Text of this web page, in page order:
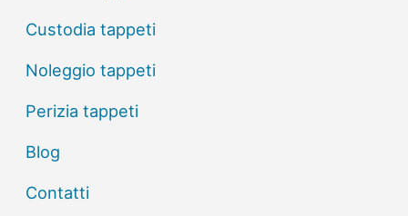
Custodia tappeti
Noleggio tappeti
Perizia tappeti
Blog
Contatti